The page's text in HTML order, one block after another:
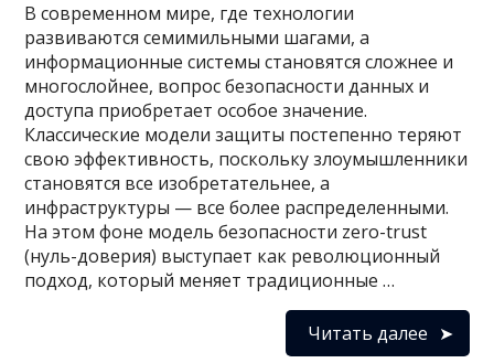
В современном мире, где технологии
развиваются семимильными шагами, а
информационные системы становятся сложнее и
многослойнее, вопрос безопасности данных и
доступа приобретает особое значение.
Классические модели защиты постепенно теряют
свою эффективность, поскольку злоумышленники
становятся все изобретательнее, а
инфраструктуры — все более распределенными.
На этом фоне модель безопасности zero-trust
(нуль-доверия) выступает как революционный
подход, который меняет традиционные …
Читать далее